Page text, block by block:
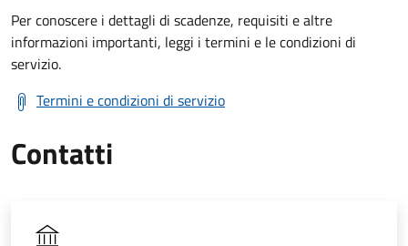
Per conoscere i dettagli di scadenze, requisiti e altre
informazioni importanti, leggi i termini e le condizioni di
servizio.
Termini e condizioni di servizio
Contatti